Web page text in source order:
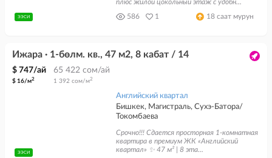
ЭЭСИ
плюс жилой цокольный этаж с удобн...
586
1 18 саат мурун
Ижара · 1-бөлм. кв., 47 м2, 8 кабат / 14
$ 747/ай 65 422 сом/ай
$ 16/м2 1 392 сом/м2
ЭЭСИ
Английский квартал
Бишкек, Магистраль, Сухэ-Батора/
Токомбаева
Срочно!!! Сдается просторная 1-комнатная
квартира в премиум ЖК «Английский
квартал» ✨ 47 м² | 8 эта...